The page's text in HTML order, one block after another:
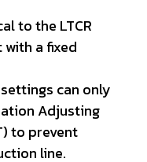
to the LTCR
a fixed
can only
Adjusting
to prevent
line.